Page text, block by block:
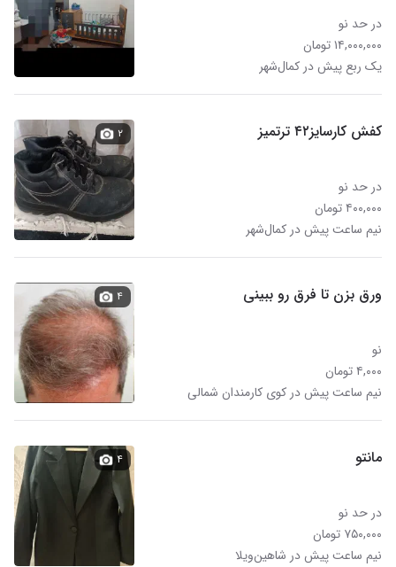
در حد نو
۱۴,۰۰۰,۰۰۰ تومان
یک ربع پیش در کمال‌شهر
کفش کارسایز۴۲ ترتمیز
در حد نو
۴۰۰,۰۰۰ تومان
نیم ساعت پیش در کمال‌شهر
۲
ورق بزن تا فرق رو ببینی
نو
۴,۰۰۰ تومان
نیم ساعت پیش در کوی کارمندان شمالی
۴
مانتو
در حد نو
۷۵۰,۰۰۰ تومان
نیم ساعت پیش در شاهین‌ویلا
۴